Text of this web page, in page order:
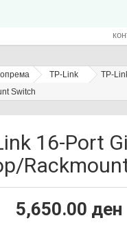
TP-Link
TP-
Switch
16-Port
5,650.00 ден